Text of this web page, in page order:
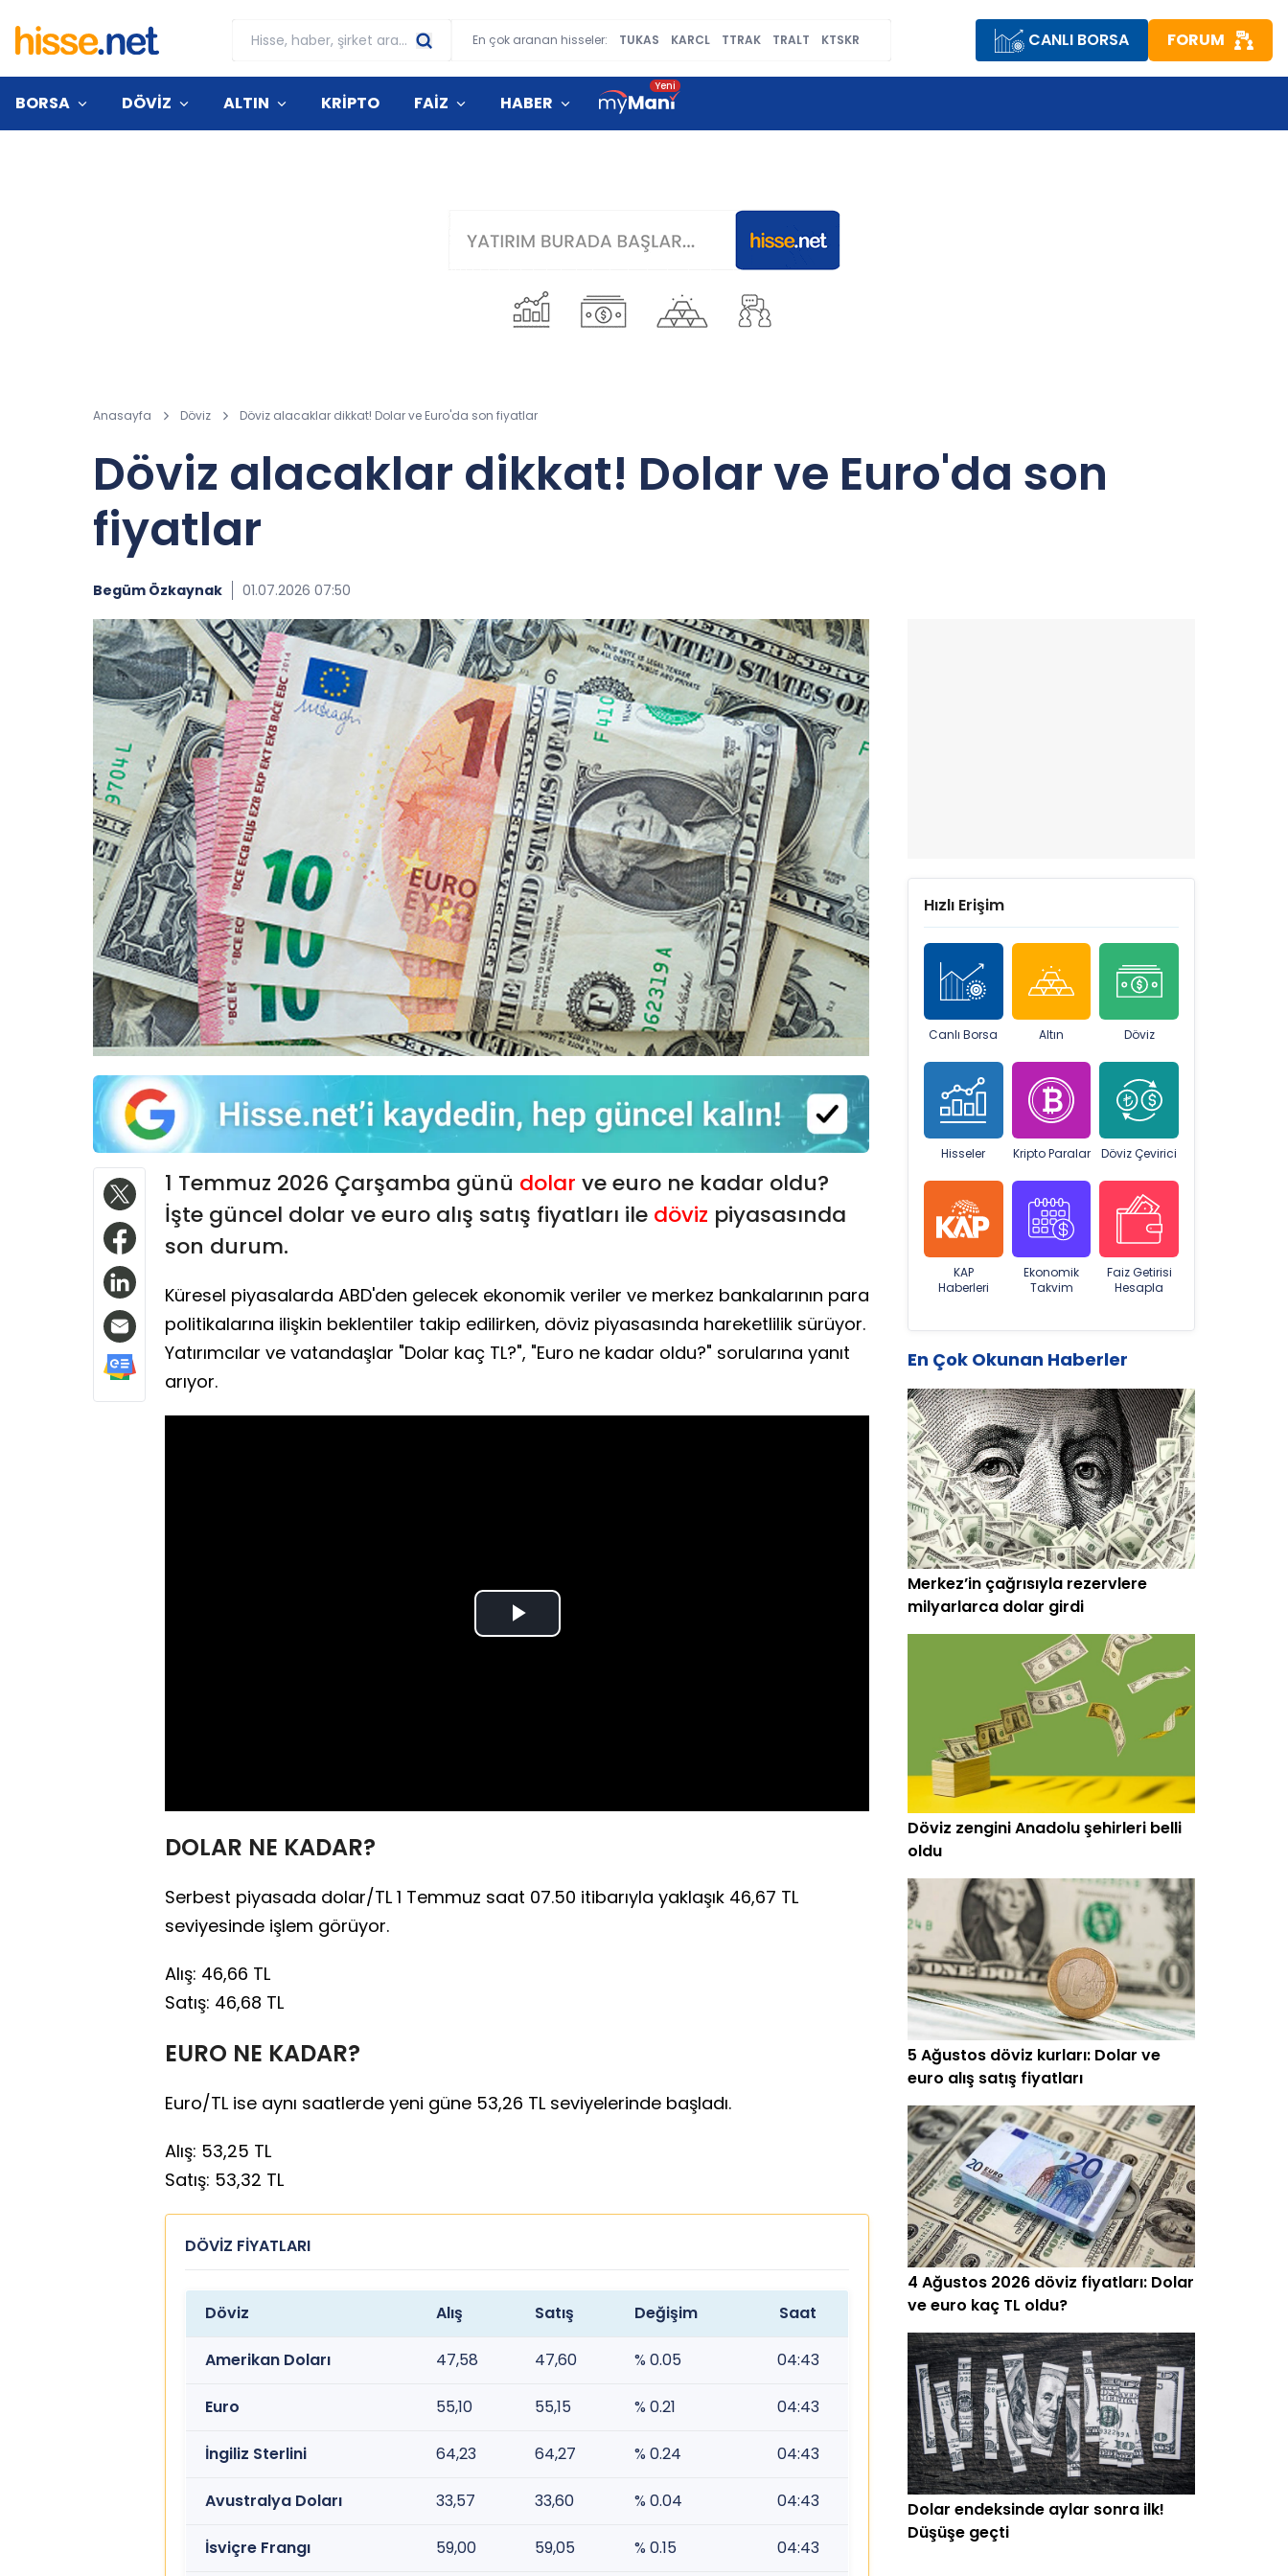
En çok aranan hisseler: TUKAS KARCL TTRAK TRALT KTSKR CANLI BORSA FORUM
BORSA DÖVİZ ALTIN KRİPTO FAİZ HABER
Anasayfa Döviz Döviz alacaklar dikkat! Dolar ve Euro'da son fiyatlar
Döviz alacaklar dikkat! Dolar ve Euro'da son
fiyatlar
Begüm Özkaynak 01.07.2026 07:50
1 Temmuz 2026 Çarşamba günü dolar ve euro ne kadar oldu?
İşte güncel dolar ve euro alış satış fiyatları ile döviz piyasasında
son durum.
Küresel piyasalarda ABD'den gelecek ekonomik veriler ve merkez bankalarının para
politikalarına ilişkin beklentiler takip edilirken, döviz piyasasında hareketlilik sürüyor.
Yatırımcılar ve vatandaşlar "Dolar kaç TL?", "Euro ne kadar oldu?" sorularına yanıt
arıyor.
Play
DOLAR NE KADAR?
Serbest piyasada dolar/TL 1 Temmuz saat 07.50 itibarıyla yaklaşık 46,67 TL
seviyesinde işlem görüyor.
Alış: 46,66 TL
Satış: 46,68 TL
EURO NE KADAR?
Euro/TL ise aynı saatlerde yeni güne 53,26 TL seviyelerinde başladı.
Alış: 53,25 TL
Satış: 53,32 TL
DÖVİZ FİYATLARI
Döviz Alış Satış Değişim Saat
Amerikan Doları 47,58 47,60 % 0.05 04:43
Euro 55,10 55,15 % 0.21 04:43
İngiliz Sterlini 64,23 64,27 % 0.24 04:43
Avustralya Doları 33,57 33,60 % 0.04 04:43
İsviçre Frangı 59,00 59,05 % 0.15 04:43
Hızlı Erişim
Canlı Borsa Altın Döviz
Hisseler Kripto Paralar Döviz Çevirici
KAP
Haberleri
Ekonomik
Takvim
Faiz Getirisi
Hesapla
En Çok Okunan Haberler
Merkez’in çağrısıyla rezervlere
milyarlarca dolar girdi
Döviz zengini Anadolu şehirleri belli
oldu
5 Ağustos döviz kurları: Dolar ve
euro alış satış fiyatları
4 Ağustos 2026 döviz fiyatları: Dolar
ve euro kaç TL oldu?
Dolar endeksinde aylar sonra ilk!
Düşüşe geçti